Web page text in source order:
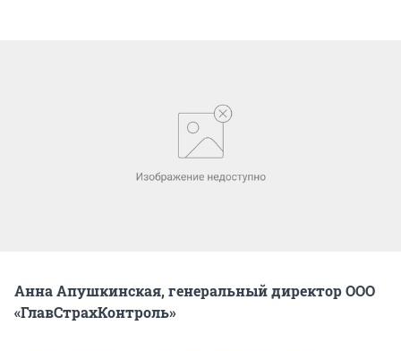
Анна Апушкинская, генеральный директор ООО
«ГлавСтрахКонтроль»